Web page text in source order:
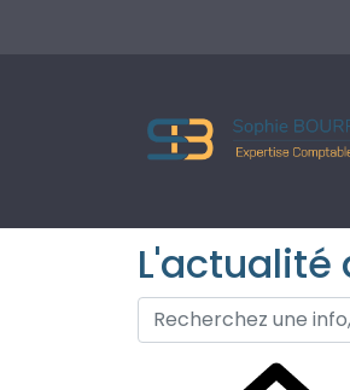
L'actualité